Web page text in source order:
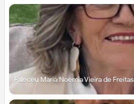
Faleceu Maria Noémia Vieira de Freitas